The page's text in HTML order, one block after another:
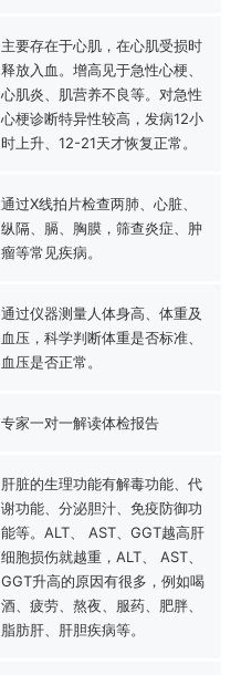
主要存在于心肌，在心肌受损时
释放入血。增高见于急性心梗、
心肌炎、肌营养不良等。对急性
心梗诊断特异性较高，发病12小
时上升、12-21天才恢复正常。
通过X线拍片检查两肺、心脏、
纵隔、膈、胸膜，筛查炎症、肿
瘤等常见疾病。
通过仪器测量人体身高、体重及
血压，科学判断体重是否标准、
血压是否正常。
专家一对一解读体检报告
肝脏的生理功能有解毒功能、代
谢功能、分泌胆汁、免疫防御功
能等。ALT、 AST、GGT越高肝
细胞损伤就越重，ALT、 AST、
GGT升高的原因有很多，例如喝
酒、疲劳、熬夜、服药、肥胖、
脂肪肝、肝胆疾病等。